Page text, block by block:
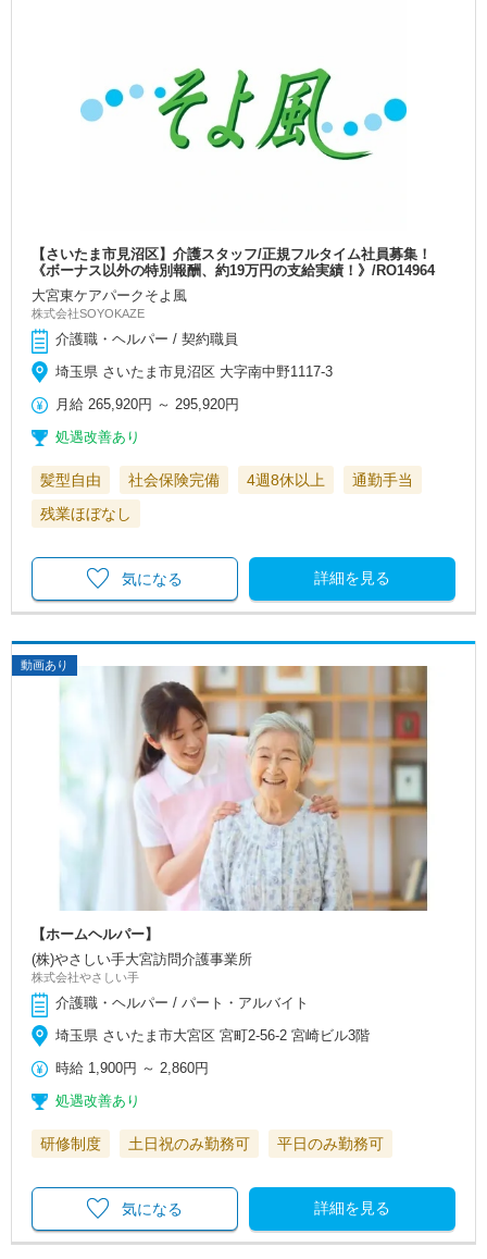
【さいたま市見沼区】介護スタッフ/正規フルタイム社員募集！
《ボーナス以外の特別報酬、約19万円の支給実績！》/RO14964
大宮東ケアパークそよ風
株式会社SOYOKAZE
介護職・ヘルパー / 契約職員
埼玉県 さいたま市見沼区 大字南中野1117-3
月給 265,920円 ～ 295,920円
処遇改善あり
髪型自由 社会保険完備 4週8休以上
通勤手当
残業ほぼなし
詳細を見る
気になる
動画あり
【ホームヘルパー】
(株)やさしい手大宮訪問介護事業所
株式会社やさしい手
介護職・ヘルパー / パート・アルバイト
埼玉県 さいたま市大宮区 宮町2-56-2 宮崎ビル3階
時給 1,900円 ～ 2,860円
処遇改善あり
研修制度 土日祝のみ勤務可 平日のみ勤務可
詳細を見る
気になる